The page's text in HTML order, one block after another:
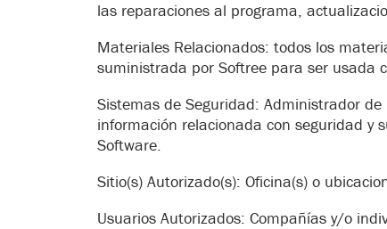
las reparaciones al programa,
Materiales Relacionados: todos los
suministrada por Softree para ser usada
Sistemas de Seguridad: Administrador
información relacionada con seguridad y
Software.
Sitio(s) Autorizado(s): Oficina(s) o
Usuarios Autorizados: Compañías y/o